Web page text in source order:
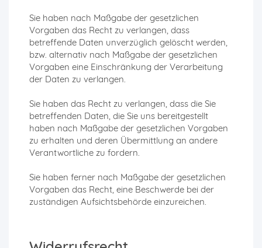
Sie haben nach Maßgabe der gesetzlichen
Vorgaben das Recht zu verlangen, dass
betreffende Daten unverzüglich gelöscht werden,
bzw. alternativ nach Maßgabe der gesetzlichen
Vorgaben eine Einschränkung der Verarbeitung
der Daten zu verlangen.
Sie haben das Recht zu verlangen, dass die Sie
betreffenden Daten, die Sie uns bereitgestellt
haben nach Maßgabe der gesetzlichen Vorgaben
zu erhalten und deren Übermittlung an andere
Verantwortliche zu fordern.
Sie haben ferner nach Maßgabe der gesetzlichen
Vorgaben das Recht, eine Beschwerde bei der
zuständigen Aufsichtsbehörde einzureichen.